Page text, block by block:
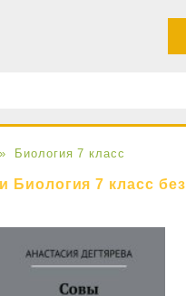
Биология 7 класс
Биология 7 класс без